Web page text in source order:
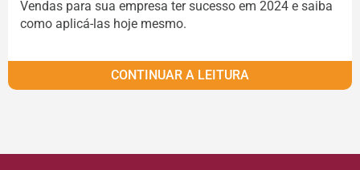
Vendas para sua empresa ter sucesso em 2024 e saiba
como aplicá-las hoje mesmo.
CONTINUAR A LEITURA